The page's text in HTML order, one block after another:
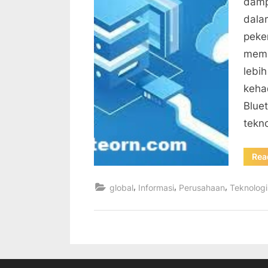
global, Informasi, Perusahaan, Teknologi